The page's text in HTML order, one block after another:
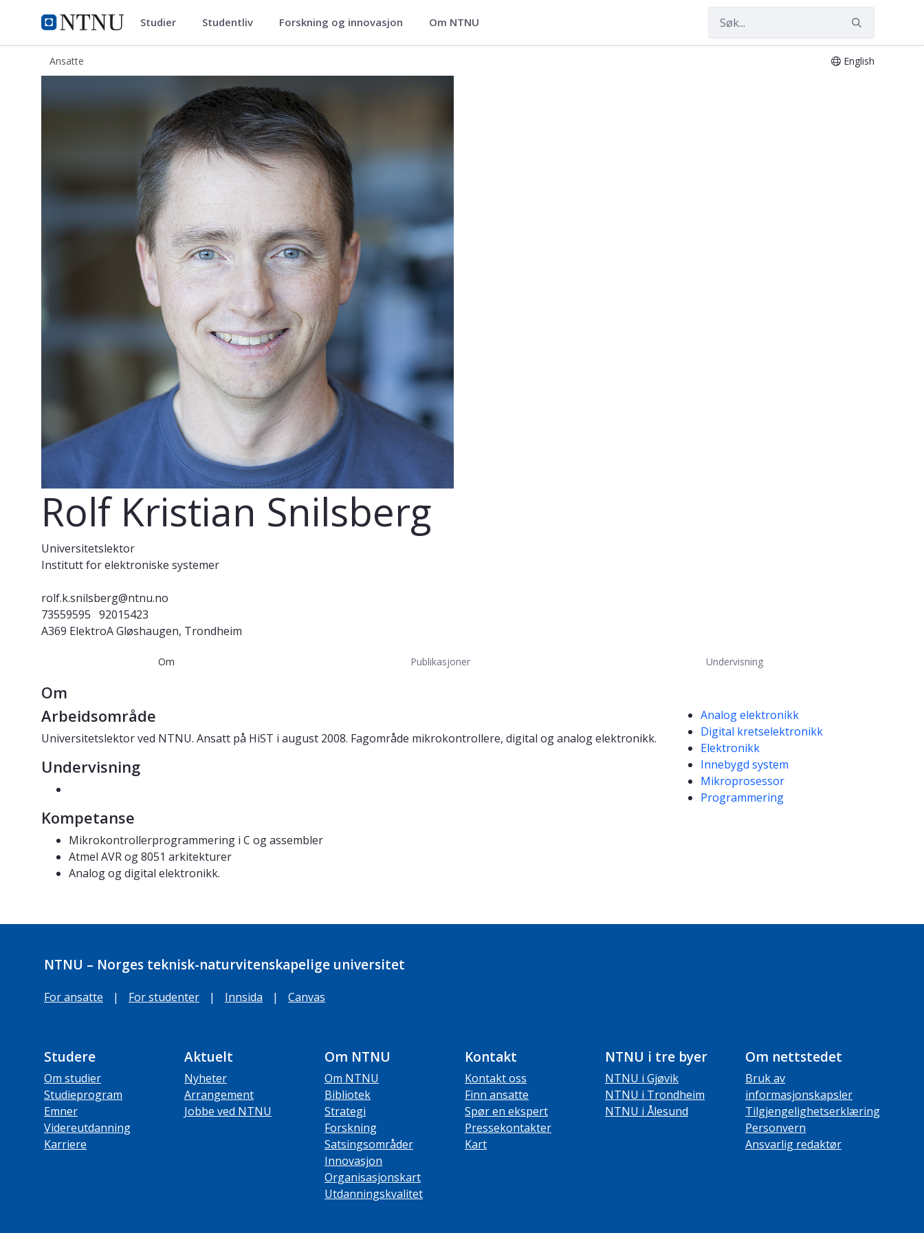
NTNU Hjemmeside
ntnu.no Studier Studentliv Forskning og innovasjon Om NTNU
Ansatte English
Rolf Kristian Snilsberg
Universitetslektor
Institutt for elektroniske systemer
rolf.k.snilsberg@ntnu.no
73559595 92015423
A369 ElektroA Gløshaugen, Trondheim
Om Publikasjoner Undervisning
Om
Arbeidsområde
Universitetslektor ved NTNU. Ansatt på HiST i august 2008. Fagområde mikrokontrollere, digital og analog elektronikk.
Undervisning
Kompetanse
Mikrokontrollerprogrammering i C og assembler
Atmel AVR og 8051 arkitekturer
Analog og digital elektronikk.
Kompetanseord
Analog elektronikk
Digital kretselektronikk
Elektronikk
Innebygd system
Mikroprosessor
Programmering
NTNU – Norges teknisk-naturvitenskapelige universitet
For ansatte | For studenter | Innsida | Canvas
Studere
Om studier
Studieprogram
Emner
Videreutdanning
Karriere
Aktuelt
Nyheter
Arrangement
Jobbe ved NTNU
Om NTNU
Om NTNU
Bibliotek
Strategi
Forskning
Satsingsområder
Innovasjon
Organisasjonskart
Utdanningskvalitet
Kontakt
Kontakt oss
Finn ansatte
Spør en ekspert
Pressekontakter
Kart
NTNU i tre byer
NTNU i Gjøvik
NTNU i Trondheim
NTNU i Ålesund
Om nettstedet
Bruk av
informasjonskapsler
Tilgjengelighetserklæring
Personvern
Ansvarlig redaktør